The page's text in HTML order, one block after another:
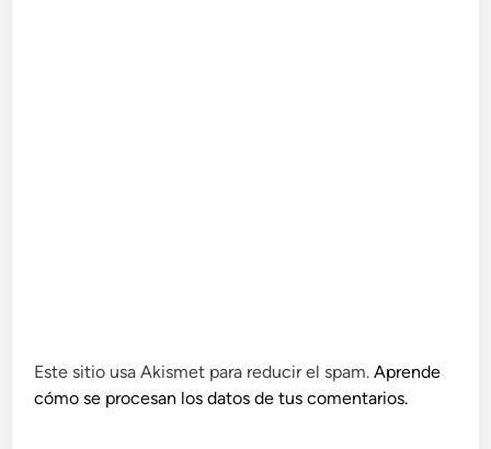
Este sitio usa Akismet para reducir el spam.Aprende
cómo se procesan los datos de tus comentarios.